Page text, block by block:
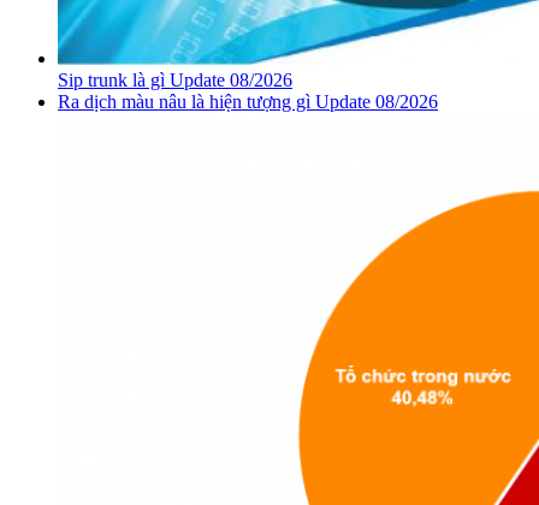
Sip trunk là gì Update 08/2026
Ra dịch màu nâu là hiện tượng gì Update 08/2026